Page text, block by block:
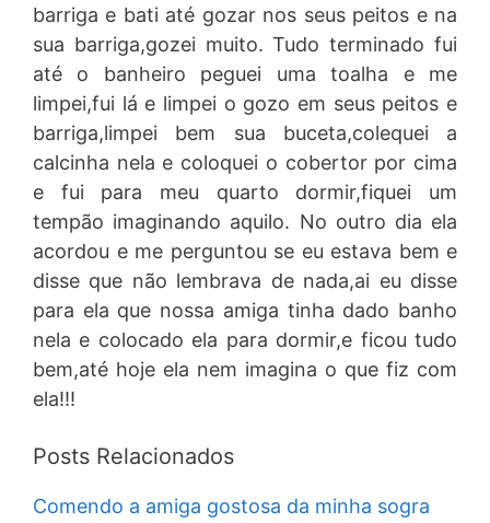
barriga e bati até gozar nos seus peitos e na
sua barriga,gozei muito. Tudo terminado fui
até o banheiro peguei uma toalha e me
limpei,fui lá e limpei o gozo em seus peitos e
barriga,limpei bem sua buceta,colequei a
calcinha nela e coloquei o cobertor por cima
e fui para meu quarto dormir,fiquei um
tempão imaginando aquilo. No outro dia ela
acordou e me perguntou se eu estava bem e
disse que não lembrava de nada,ai eu disse
para ela que nossa amiga tinha dado banho
nela e colocado ela para dormir,e ficou tudo
bem,até hoje ela nem imagina o que fiz com
ela!!!
Posts Relacionados
Comendo a amiga gostosa da minha sogra